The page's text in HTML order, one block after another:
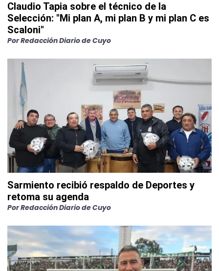
Claudio Tapia sobre el técnico de la
Selección: "Mi plan A, mi plan B y mi plan C es
Scaloni"
PorRedacción Diario de Cuyo
Sarmiento recibió respaldo de Deportes y
retoma su agenda
PorRedacción Diario de Cuyo